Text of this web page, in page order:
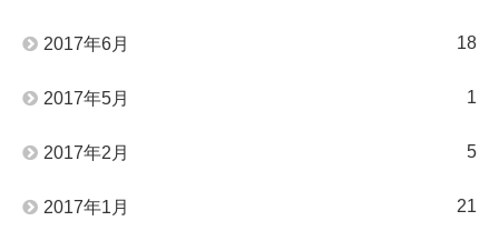
2017年6月 18
2017年5月 1
2017年2月 5
2017年1月 21